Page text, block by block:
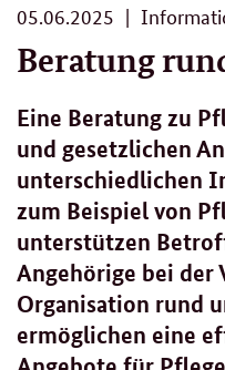
Beratung
05.06.2025 05.
06.
2025
Eine Beratung zu
und gesetzlichen
unterschiedlichen
zum Beispiel von
unterstützen
Angehörige bei der
Organisation rund
ermöglichen eine